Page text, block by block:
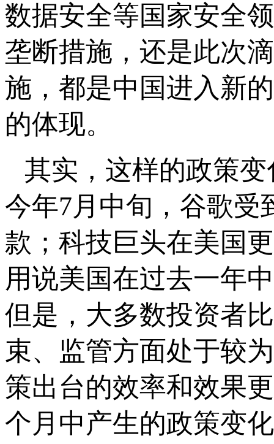
数据安全等国家安全
垄断措施，还是此次
施，都是中国进入新
的体现。
其实，这样的政策
今年7月中旬，谷歌受
款；科技巨头在美国
用说美国在过去一年
但是，大多数投资者
束、监管方面处于较
策出台的效率和效果
个月中产生的政策变